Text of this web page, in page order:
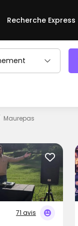
Recherche Express
Maurepas
71 avis